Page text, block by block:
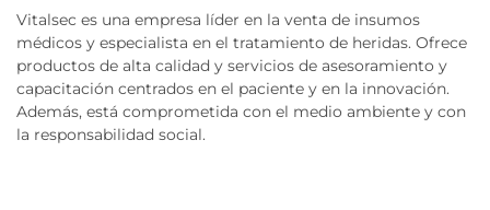
Vitalsec es una empresa líder en la venta de insumos
médicos y especialista en el tratamiento de heridas. Ofrece
productos de alta calidad y servicios de asesoramiento y
capacitación centrados en el paciente y en la innovación.
Además, está comprometida con el medio ambiente y con
la responsabilidad social.